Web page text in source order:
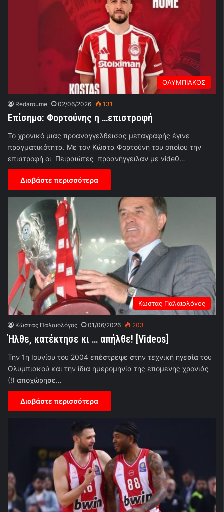
ΟΛΥΜΠΙΑΚΟΣ
Redaroume 02/06/2026 131
Επίσημο: Φορτούνης η …επιστροφή
To χρονικό μιας προαναγγελθεισας μεταγραφής έγινε
πραγματικότητα. Με τον Κώστα Φορτούνη του οποίου την
επιστροφή οι Πειραιώτες προανήγγειλαν με vide0…
Διαβάστε περισσότερα
Κώστας Παλαιολόγος
Κώστας Παλαιολόγος 01/06/2026 203
Ήλθε, κατέκτησε κι … απήλθε! [Videos]
Την 1η Ιουνίου του 2004 επέστρεψε στην τεχνική ηγεσία του
Ολυμπιακού και την ίδια ημερομηνία της επόμενης χρονιάς
(!) αποχώρησε…
Διαβάστε περισσότερα